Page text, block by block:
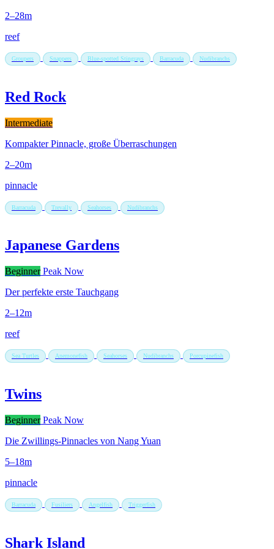
2–28m
reef
Groupers Snappers Blue-spotted Stingrays Barracuda Nudibranchs
Red Rock
Intermediate
Kompakter Pinnacle, große Überraschungen
2–20m
pinnacle
Barracuda Trevally Seahorses Nudibranchs
Japanese Gardens
Beginner Peak Now
Der perfekte erste Tauchgang
2–12m
reef
Sea Turtles Anemonefish Seahorses Nudibranchs Porcupinefish
Twins
Beginner Peak Now
Die Zwillings-Pinnacles von Nang Yuan
5–18m
pinnacle
Barracuda Fusiliers Angelfish Triggerfish
Shark Island